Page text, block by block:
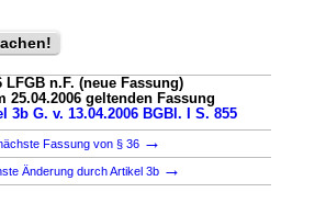
LFGB n.F. (neue Fassung)
25.04.2006 geltenden Fassung
3b G. v. 13.04.2006 BGBl. I S. 855
Fassung von § 36 →
Änderung durch Artikel 3b →